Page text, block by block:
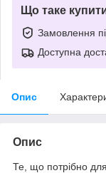
Що таке
Замовлення
Доступна
Опис
Опис
Те, що потрібно